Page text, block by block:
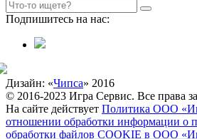
Подпишитесь на нас:
Дизайн: «Чипса» 2016
© 2016-2023 Игра Сервис. Все права
На сайте действует Политика ООО
отношении обработки информации о
обработки файлов COOKIE в ООО